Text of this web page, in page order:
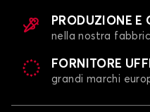
PRODUZIONE E
nella nostra
FORNITORE
grandi marchi